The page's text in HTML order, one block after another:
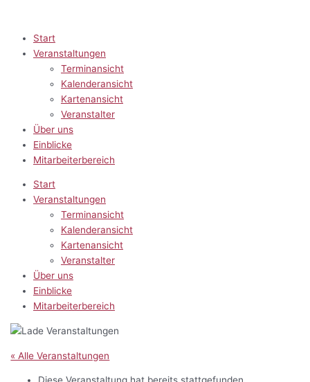
springenStart
Veranstaltungen
Terminansicht
Kalenderansicht
Kartenansicht
Veranstalter
Über uns
Einblicke
Mitarbeiterbereich
Start
Veranstaltungen
Terminansicht
Kalenderansicht
Kartenansicht
Veranstalter
Über uns
Einblicke
Mitarbeiterbereich
« Alle Veranstaltungen